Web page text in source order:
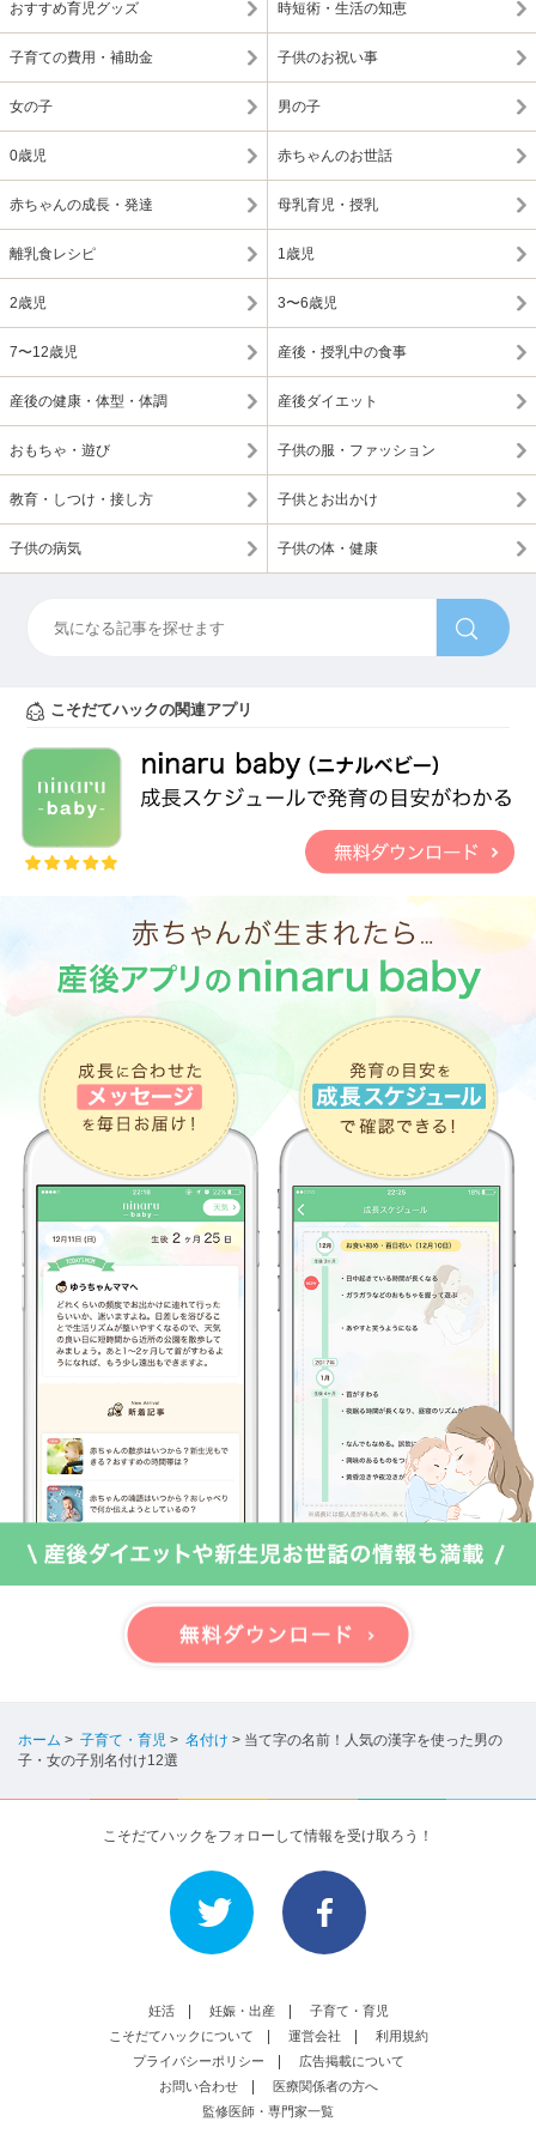
おすすめ育児グッズ 時短術・生活の知恵
子育ての費用・補助金 子供のお祝い事
女の子 男の子
0歳児 赤ちゃんのお世話
赤ちゃんの成長・発達 母乳育児・授乳
離乳食レシピ 1歳児
2歳児 3〜6歳児
7〜12歳児 産後・授乳中の食事
産後の健康・体型・体調 産後ダイエット
おもちゃ・遊び 子供の服・ファッション
教育・しつけ・接し方 子供とお出かけ
子供の病気 子供の体・健康
こそだてハックの関連アプリ
ホーム > 子育て・育児 > 名付け > 当て字の名前！人気の漢字を使った男の
子・女の子別名付け12選
こそだてハックをフォローして情報を受け取ろう！
妊活 妊娠・出産
子育て・育児
こそだてハックについて
運営会社
利用規約
プライバシーポリシー
広告掲載について
お問い合わせ
医療関係者の方へ
監修医師・専門家一覧